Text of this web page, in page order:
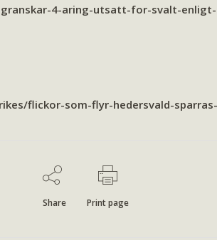
4-aring-utsatt-for-svalt-
flickor-som-flyr-hedersvald-
Share Print page